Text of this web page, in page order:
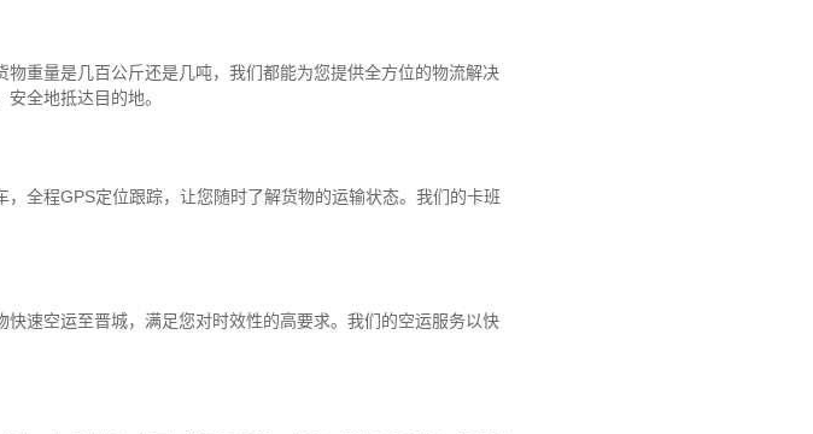
重量是几百公斤还是几吨，我们都能为您提供全方位的物流解决
全地抵达目的地。
全程GPS定位跟踪，让您随时了解货物的运输状态。我们的卡班
速空运至晋城，满足您对时效性的高要求。我们的空运服务以快